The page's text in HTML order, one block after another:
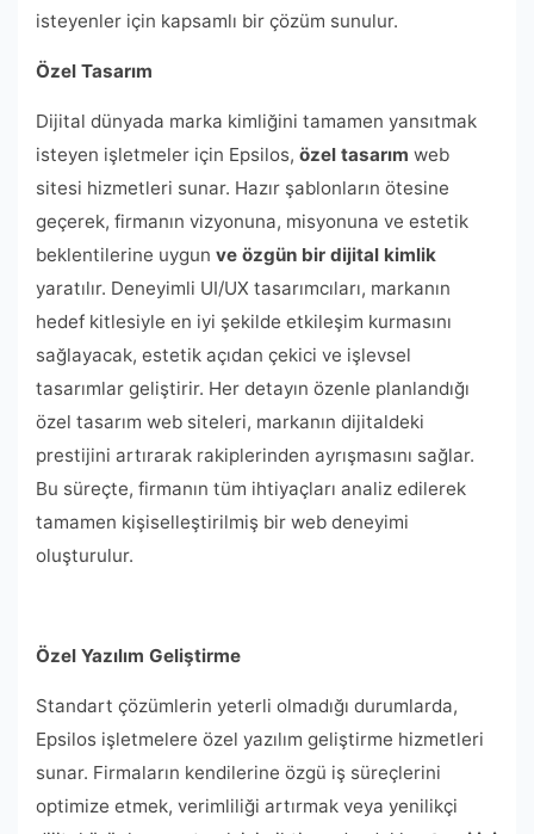
isteyenler için kapsamlı bir çözüm sunulur.
Özel Tasarım
Dijital dünyada marka kimliğini tamamen yansıtmak
isteyen işletmeler için Epsilos, özel tasarım web
sitesi hizmetleri sunar. Hazır şablonların ötesine
geçerek, firmanın vizyonuna, misyonuna ve estetik
beklentilerine uygun ve özgün bir dijital kimlik
yaratılır. Deneyimli UI/UX tasarımcıları, markanın
hedef kitlesiyle en iyi şekilde etkileşim kurmasını
sağlayacak, estetik açıdan çekici ve işlevsel
tasarımlar geliştirir. Her detayın özenle planlandığı
özel tasarım web siteleri, markanın dijitaldeki
prestijini artırarak rakiplerinden ayrışmasını sağlar.
Bu süreçte, firmanın tüm ihtiyaçları analiz edilerek
tamamen kişiselleştirilmiş bir web deneyimi
oluşturulur.
Özel Yazılım Geliştirme
Standart çözümlerin yeterli olmadığı durumlarda,
Epsilos işletmelere özel yazılım geliştirme hizmetleri
sunar. Firmaların kendilerine özgü iş süreçlerini
optimize etmek, verimliliği artırmak veya yenilikçi